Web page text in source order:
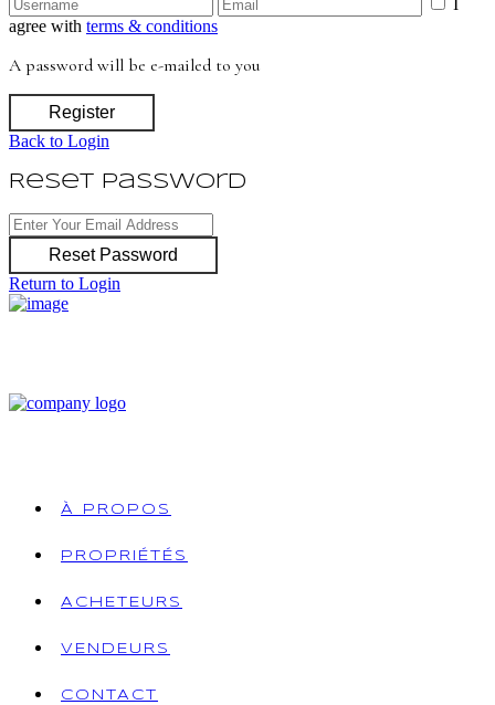
agree with terms & conditions
A password will be e-mailed to you
Register
Back to Login
Reset Password
Reset Password
Return to Login
À PROPOS
PROPRIÉTÉS
ACHETEURS
VENDEURS
CONTACT